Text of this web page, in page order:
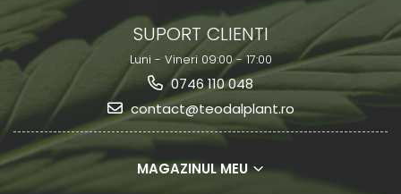
SUPORT CLIENTI
Luni - Vineri 09:00 - 17:00
0746 110 048
contact@teodalplant.ro
MAGAZINUL MEU